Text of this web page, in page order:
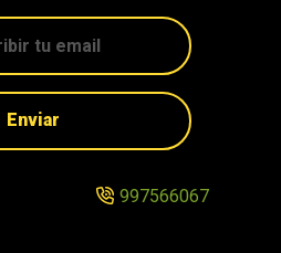
Enviar
997566067